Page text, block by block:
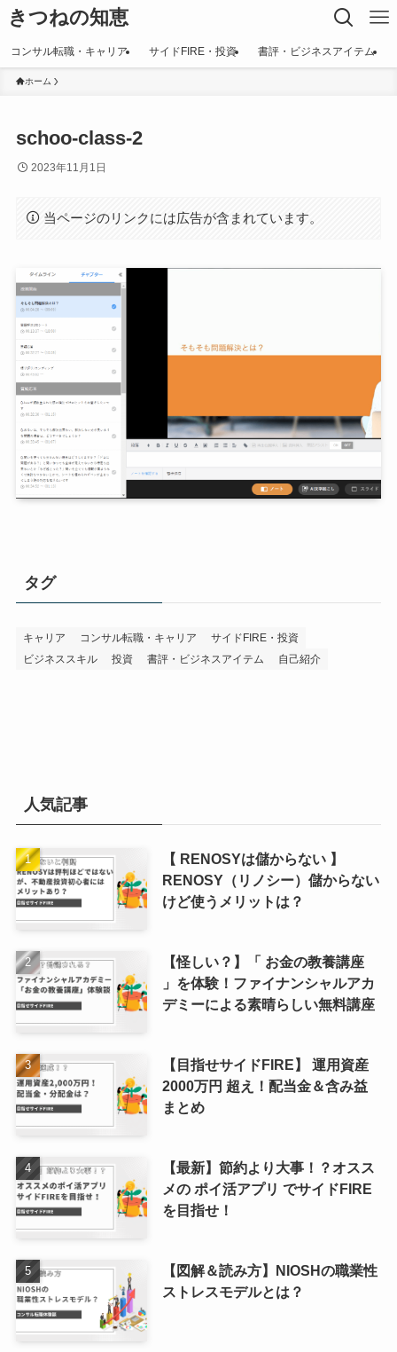
きつねの知恵
コンサル転職・キャリア サイドFIRE・投資 書評・ビジネスアイテム
ホーム
schoo-class-2
2023年11月1日
当ページのリンクには広告が含まれています。
タグ
キャリア コンサル転職・キャリア
サイドFIRE・投資
ビジネススキル
投資 書評・ビジネスアイテム 自己紹介
人気記事
【 RENOSYは儲からない 】
RENOSY（リノシー）儲からない
けど使うメリットは？
【怪しい？】「 お金の教養講座
」を体験！ファイナンシャルアカ
デミーによる素晴らしい無料講座
【目指せサイドFIRE】 運用資産
2000万円 超え！配当金＆含み益
まとめ
【最新】節約より大事！？オスス
メの ポイ活アプリ でサイドFIRE
を目指せ！
【図解＆読み方】NIOSHの職業性
ストレスモデルとは？